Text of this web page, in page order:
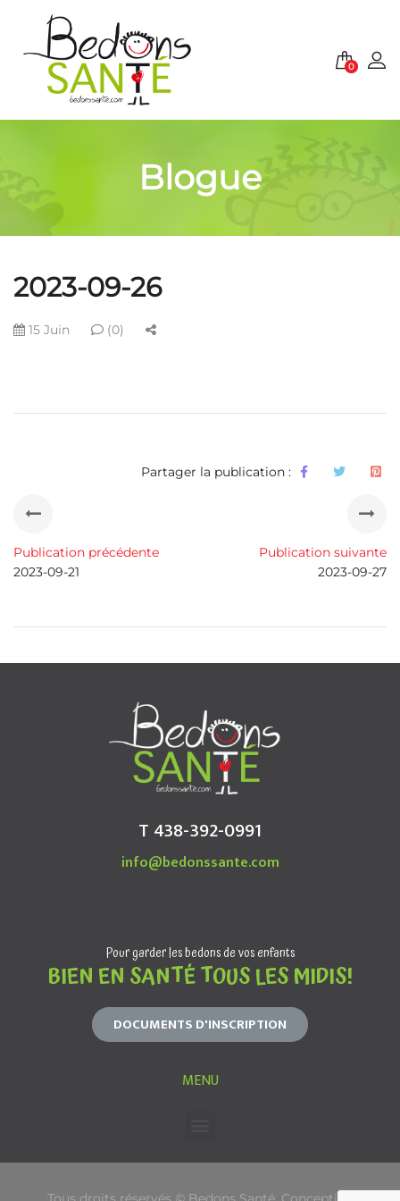
0
Blogue
2023-09-26
15 Juin (0)
Partager la publication :
Publication précédente
2023-09-21
Publication suivante
2023-09-27
T 438-392-0991
info@bedonssante.com
Pour garder les bedons de vos enfants
BIEN EN SANTÉ TOUS LES MIDIS!
DOCUMENTS D'INSCRIPTION
MENU